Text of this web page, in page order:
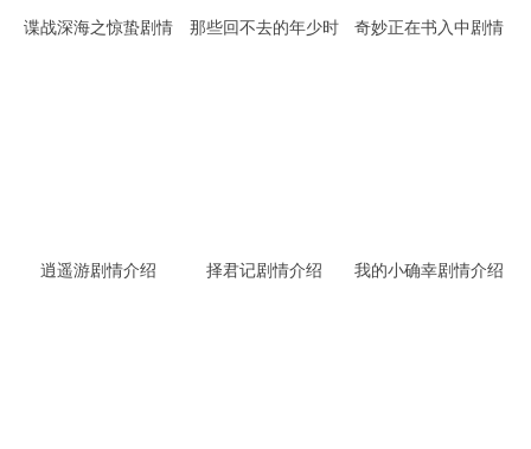
谍战深海之惊蛰剧情
那些回不去的年少时
奇妙正在书入中剧情
逍遥游剧情介绍 择君记剧情介绍 我的小确幸剧情介绍